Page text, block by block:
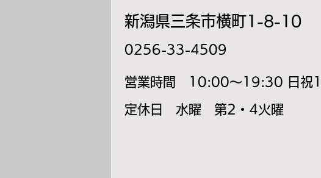
新潟県三条市横町1-8-10
​0256-33-4509
​営業時間 10:00～19:30 日祝
​定休日 水曜 第2・4火曜